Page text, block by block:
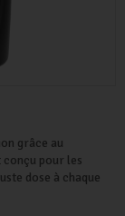
grâce au
pour les
dose à chaque